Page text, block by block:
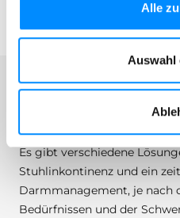
Alle
Auswahl
Entdecken Sie
Darmmanagement
Es gibt verschiedene
Stuhlinkontinenz und ein
Darmmanagement, je nach
Bedürfnissen und der